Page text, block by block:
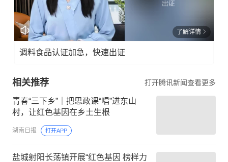
了解详情
调料食品认证加急，快速出证
相关推荐 打开腾讯新闻查看更多
青春“三下乡”｜把思政课“唱”进东山
村，让红色基因在乡土生根
湖南日报 打开APP
盐城射阳长荡镇开展“红色基因 榜样力